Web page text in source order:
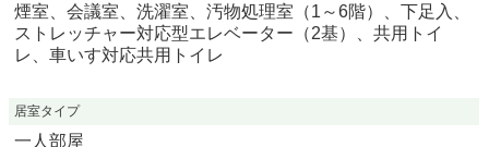
煙室、会議室、洗濯室、汚物処理室（1～6階）、下足入、
ストレッチャー対応型エレベーター（2基）、共用トイ
レ、車いす対応共用トイレ
居室タイプ
一人部屋